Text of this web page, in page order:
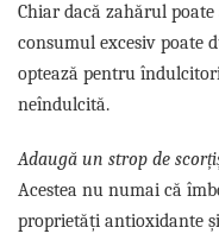
Chiar dacă zahărul
consumul excesiv poate
optează pentru
neîndulcită.
Adaugă un strop de
Acestea nu numai că
proprietăți antioxidante